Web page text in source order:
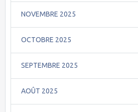
NOVEMBRE 2025
OCTOBRE 2025
SEPTEMBRE 2025
AOÛT 2025